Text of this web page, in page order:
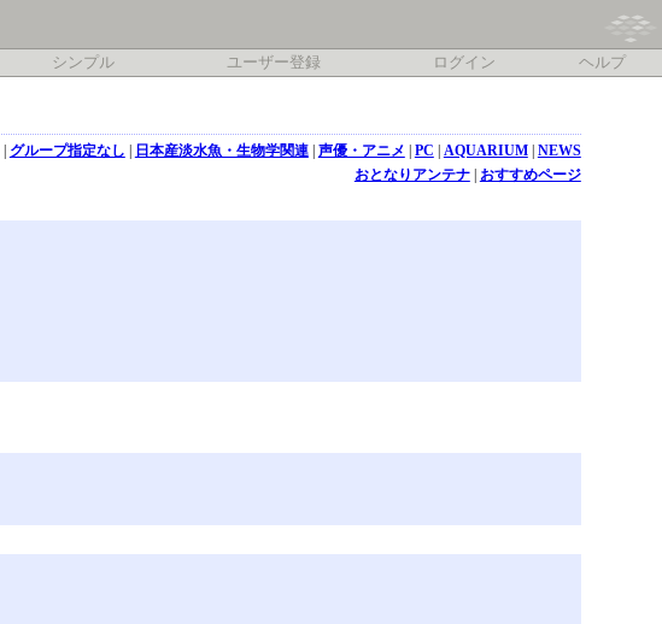
シンプル ユーザー登録 ログイン ヘルプ
グループ指定なし 日本産淡水魚・生物学関連| 声優・アニメ PC AQUARIUM| NEWS
おとなりアンテナ| おすすめページ